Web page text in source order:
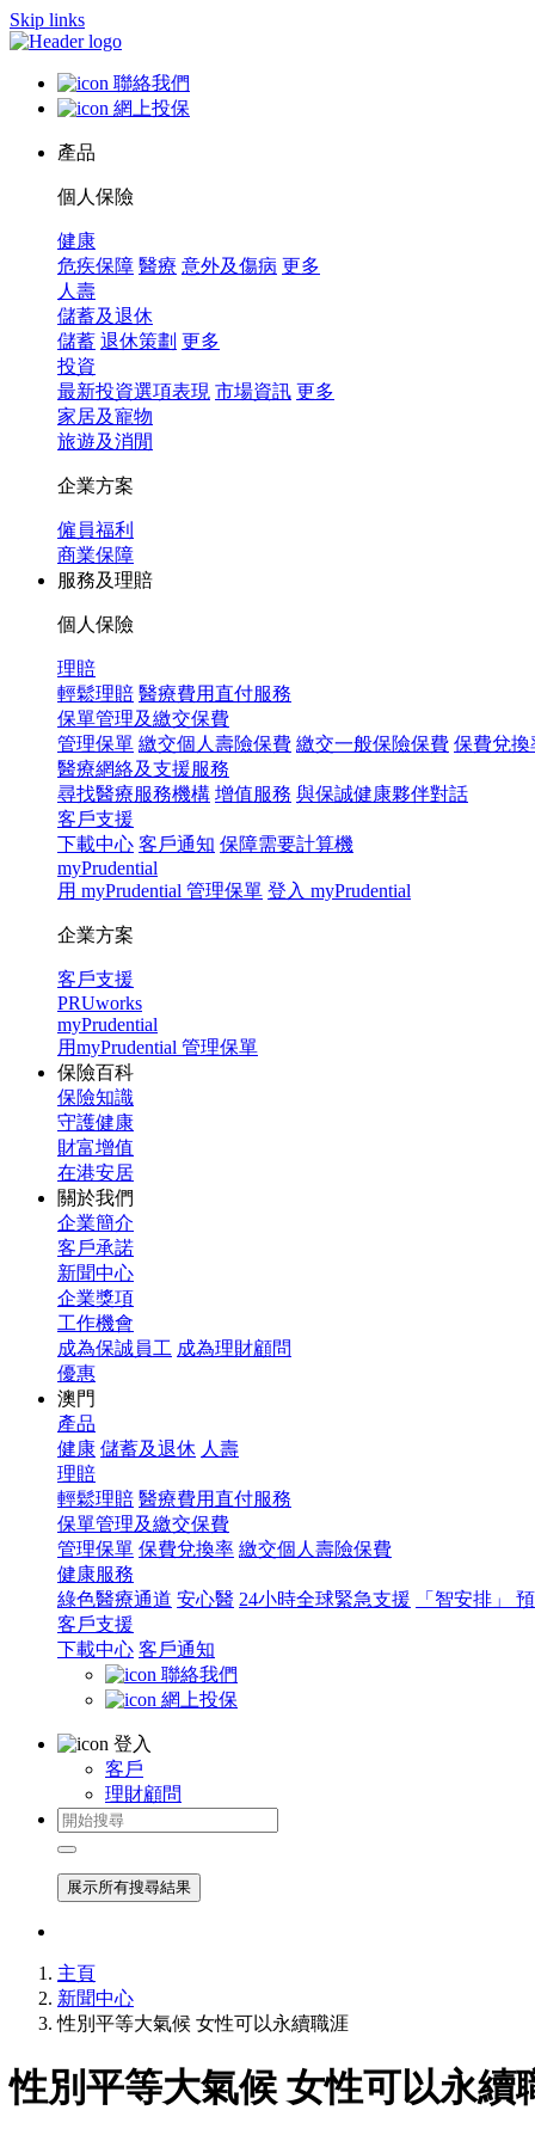
Skip links
聯絡我們
網上投保
產品
個人保險
健康
危疾保障 醫療 意外及傷病 更多
人壽
儲蓄及退休
儲蓄 退休策劃 更多
投資
最新投資選項表現 市場資訊 更多
家居及寵物
旅遊及消閒
企業方案
僱員福利
商業保障
服務及理賠
個人保險
理賠
輕鬆理賠 醫療費用直付服務
保單管理及繳交保費
管理保單 繳交個人壽險保費 繳交一般保險保費 保費兌換
醫療網絡及支援服務
尋找醫療服務機構 增值服務 與保誠健康夥伴對話
客戶支援
下載中心 客戶通知 保障需要計算機
myPrudential
用 myPrudential 管理保單 登入 myPrudential
企業方案
客戶支援
PRUworks
myPrudential
用myPrudential 管理保單
保險百科
保險知識
守護健康
財富增值
在港安居
關於我們
企業簡介
客戶承諾
新聞中心
企業獎項
工作機會
成為保誠員工 成為理財顧問
優惠
澳門
產品
健康 儲蓄及退休 人壽
理賠
輕鬆理賠 醫療費用直付服務
保單管理及繳交保費
管理保單 保費兌換率 繳交個人壽險保費
健康服務
綠色醫療通道 安心醫 24小時全球緊急支援
「智安排」
客戶支援
下載中心 客戶通知
聯絡我們
網上投保
登入
客戶
理財顧問
展示所有搜尋結果
主頁
新聞中心
性別平等大氣候 女性可以永續職涯
性別平等大氣候 女性可以永續